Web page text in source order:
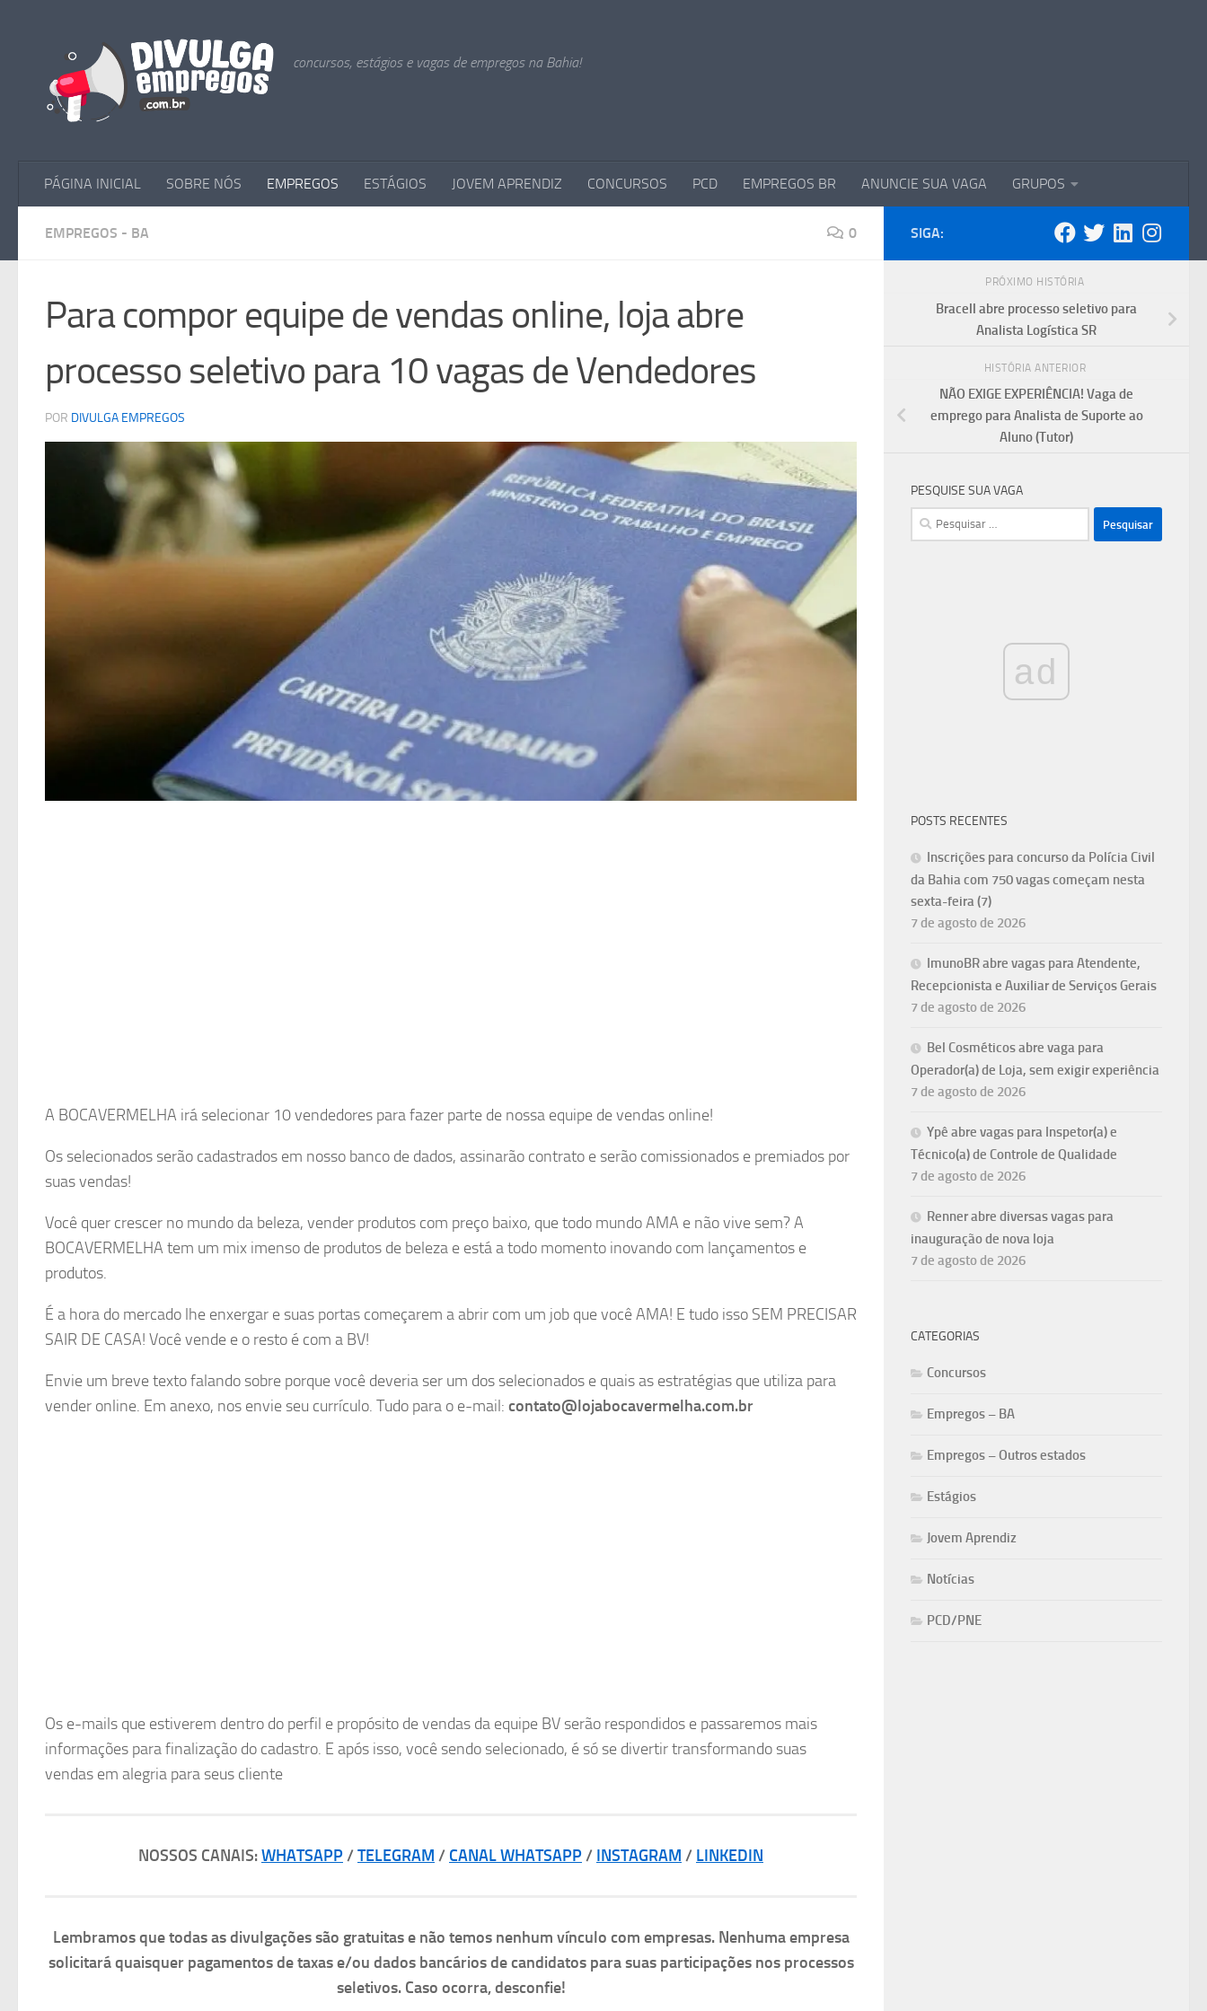
concursos, estágios e vagas de empregos na Bahia!
PÁGINA INICIAL SOBRE NÓS EMPREGOS ESTÁGIOS JOVEM APRENDIZ CONCURSOS PCD EMPREGOS BR ANUNCIE SUA VAGA GRUPOS
EMPREGOS - BA 0
Para compor equipe de vendas online, loja abre
processo seletivo para 10 vagas de Vendedores
POR DIVULGA EMPREGOS
A BOCAVERMELHA irá selecionar 10 vendedores para fazer parte de nossa equipe de vendas online!
Os selecionados serão cadastrados em nosso banco de dados, assinarão contrato e serão comissionados e premiados por
suas vendas!
Você quer crescer no mundo da beleza, vender produtos com preço baixo, que todo mundo AMA e não vive sem? A
BOCAVERMELHA tem um mix imenso de produtos de beleza e está a todo momento inovando com lançamentos e
produtos.
É a hora do mercado lhe enxergar e suas portas começarem a abrir com um job que você AMA! E tudo isso SEM PRECISAR
SAIR DE CASA! Você vende e o resto é com a BV!
Envie um breve texto falando sobre porque você deveria ser um dos selecionados e quais as estratégias que utiliza para
vender online. Em anexo, nos envie seu currículo. Tudo para o e-mail: contato@lojabocavermelha.com.br
Os e-mails que estiverem dentro do perfil e propósito de vendas da equipe BV serão respondidos e passaremos mais
informações para finalização do cadastro. E após isso, você sendo selecionado, é só se divertir transformando suas
vendas em alegria para seus cliente
NOSSOS CANAIS:WHATSAPP/ TELEGRAM / CANAL WHATSAPP/ INSTAGRAM / LINKEDIN
Lembramos que todas as divulgações são gratuitas e não temos nenhum vínculo com empresas. Nenhuma empresa
solicitará quaisquer pagamentos de taxas e/ou dados bancários de candidatos para suas participações nos processos
seletivos. Caso ocorra, desconfie!
SIGA:
PRÓXIMO HISTÓRIA
Bracell abre processo seletivo para
Analista Logística SR
HISTÓRIA ANTERIOR
NÃO EXIGE EXPERIÊNCIA! Vaga de
emprego para Analista de Suporte ao
Aluno (Tutor)
PESQUISE SUA VAGA
Pesquisar
por:
ad
POSTS RECENTES
Inscrições para concurso da Polícia Civil
da Bahia com 750 vagas começam nesta
sexta-feira (7)
7 de agosto de 2026
ImunoBR abre vagas para Atendente,
Recepcionista e Auxiliar de Serviços Gerais
7 de agosto de 2026
Bel Cosméticos abre vaga para
Operador(a) de Loja, sem exigir experiência
7 de agosto de 2026
Ypê abre vagas para Inspetor(a) e
Técnico(a) de Controle de Qualidade
7 de agosto de 2026
Renner abre diversas vagas para
inauguração de nova loja
7 de agosto de 2026
CATEGORIAS
Concursos
Empregos – BA
Empregos – Outros estados
Estágios
Jovem Aprendiz
Notícias
PCD/PNE